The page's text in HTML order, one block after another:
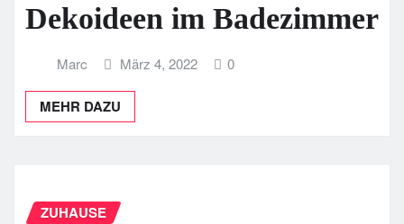
Dekoideen im Badezimmer
Marc März 4, 2022 0
MEHR DAZU
ZUHAUSE